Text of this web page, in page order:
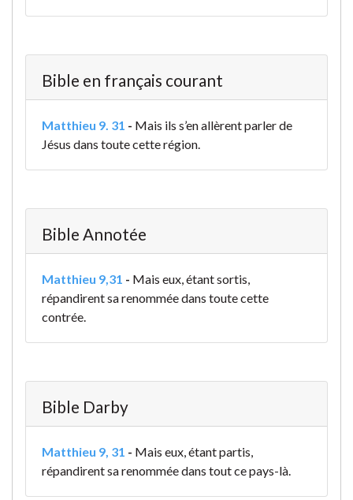
Bible en français courant
Matthieu 9. 31 - Mais ils s’en allèrent parler de
Jésus dans toute cette région.
Bible Annotée
Matthieu 9,31 - Mais eux, étant sortis,
répandirent sa renommée dans toute cette
contrée.
Bible Darby
Matthieu 9, 31 - Mais eux, étant partis,
répandirent sa renommée dans tout ce pays-là.